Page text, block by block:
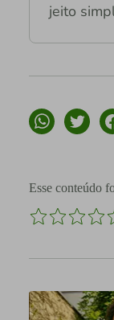
jeito
Esse conteúdo